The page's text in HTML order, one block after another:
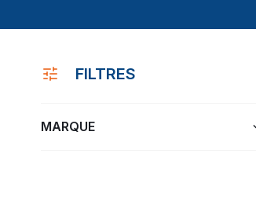
FILTRES
MARQUE